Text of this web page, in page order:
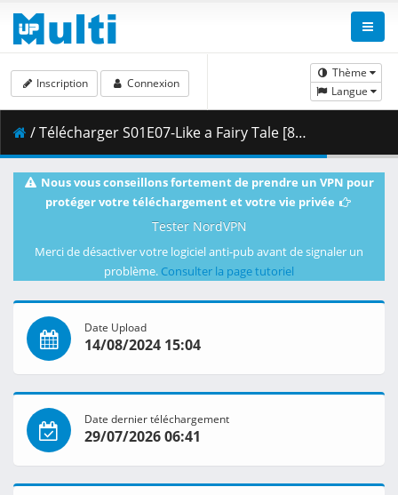
Thème
Langue
Inscription Connexion
/ Télécharger S01E07-Like a Fairy Tale [8BF6E7E4].mkv.002 ( 323.64 MB )
Nous vous conseillons fortement de prendre un VPN pour
protéger votre téléchargement et votre vie privée
Tester NordVPN
Merci de désactiver votre logiciel anti-pub avant de signaler un
problème. Consulter la page tutoriel
Date Upload
14/08/2024 15:04
Date dernier téléchargement
29/07/2026 06:41